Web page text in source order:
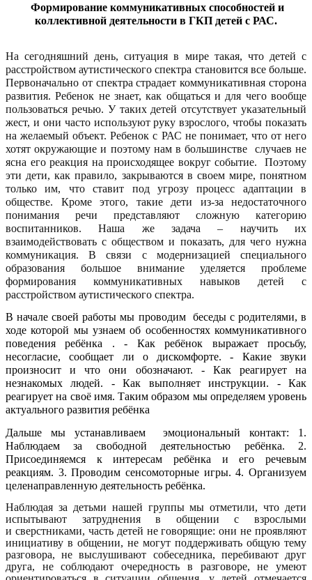
Формирование коммуникативных способностей и
коллективной деятельности в ГКП детей с РАС.
На сегодняшний день, ситуация в мире такая, что детей с
расстройством аутистического спектра становится все больше.
Первоначально от спектра страдает коммуникативная сторона
развития. Ребенок не знает, как общаться и для чего вообще
пользоваться речью. У таких детей отсутствует указательный
жест, и они часто используют руку взрослого, чтобы показать
на желаемый объект. Ребенок с РАС не понимает, что от него
хотят окружающие и поэтому нам в большинстве случаев не
ясна его реакция на происходящее вокруг событие. Поэтому
эти дети, как правило, закрываются в своем мире, понятном
только им, что ставит под угрозу процесс адаптации в
обществе. Кроме этого, такие дети из-за недостаточного
понимания речи представляют сложную категорию
воспитанников. Наша же задача – научить их
взаимодействовать с обществом и показать, для чего нужна
коммуникация. В связи с модернизацией специального
образования большое внимание уделяется проблеме
формирования коммуникативных навыков детей с
расстройством аутистического спектра.
В начале своей работы мы проводим беседы с родителями, в
ходе которой мы узнаем об особенностях коммуникативного
поведения ребёнка . - Как ребёнок выражает просьбу,
несогласие, сообщает ли о дискомфорте. - Какие звуки
произносит и что они обозначают. - Как реагирует на
незнакомых людей. - Как выполняет инструкции. - Как
реагирует на своё имя. Таким образом мы определяем уровень
актуального развития ребёнка
Дальше мы устанавливаем эмоциональный контакт: 1.
Наблюдаем за свободной деятельностью ребёнка. 2.
Присоединяемся к интересам ребёнка и его речевым
реакциям. 3. Проводим сенсомоторные игры. 4. Организуем
целенаправленную деятельность ребёнка.
Наблюдая за детьми нашей группы мы отметили, что дети
испытывают затруднения в общении с взрослыми
и сверстниками, часть детей не говорящие: они не проявляют
инициативу в общении, не могут поддерживать общую тему
разговора, не выслушивают собеседника, перебивают друг
друга, не соблюдают очередность в разговоре, не умеют